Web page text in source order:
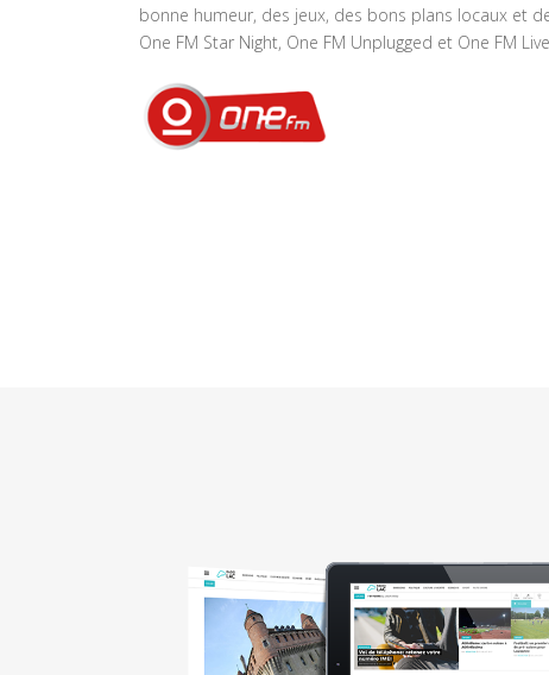
bonne humeur, des jeux, des bons plans locaux et
One FM Star Night, One FM Unplugged et One FM